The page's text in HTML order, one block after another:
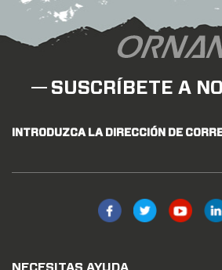
SUSCRÍBETE A
INTRODUZCA LA DIRECCIÓN DE